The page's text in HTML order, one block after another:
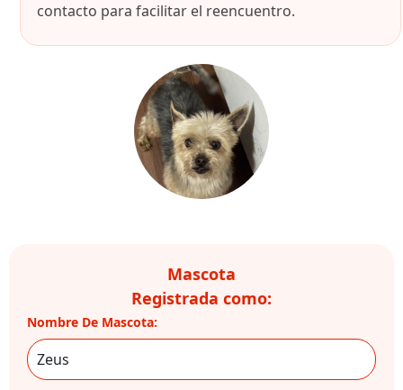
contacto para facilitar el reencuentro.
Mascota
Registrada como:
Nombre De Mascota: